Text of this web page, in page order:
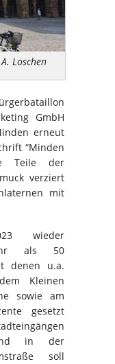
Loschen
GmbH
erneut
“Minden
Teile der
verziert
mit
wieder
als 50
denen u.a.
Kleinen
sowie am
gesetzt
in der
soll